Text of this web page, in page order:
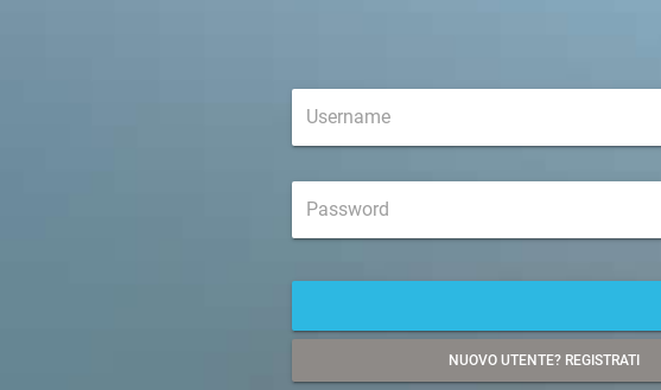
NUOVO UTENTE? REGISTRATI